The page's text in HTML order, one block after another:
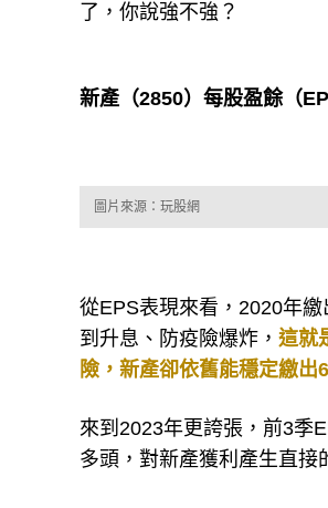
了，你說強不強？
新產（2850）每股盈餘（
圖片來源：玩股網
從EPS表現來看，2020年
到升息、防疫險爆炸， 這就
險，新產卻依舊能穩定繳出
來到2023年更誇張，前3季
多頭，對新產獲利產生直接